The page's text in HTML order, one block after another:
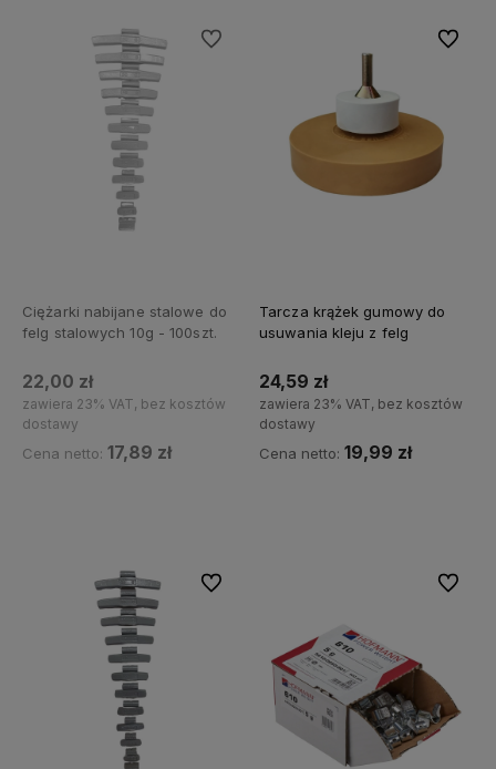
Ciężarki nabijane stalowe do
felg stalowych 10g - 100szt.
22,00 zł
zawiera 23% VAT, bez kosztów
dostawy
Cena netto: 17,89 zł
Do ulubionych
Tarcza krążek gumowy do
usuwania kleju z felg
24,59 zł
zawiera 23% VAT, bez kosztów
dostawy
Cena netto: 19,99 zł
Do
Do ulubionych Do